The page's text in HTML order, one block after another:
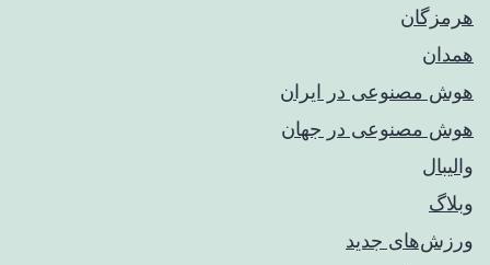
هرمزگان
همدان
هوش مصنوعی در ایران
هوش مصنوعی در جهان
والیبال
وبلاگ
ورزش‌های جدید